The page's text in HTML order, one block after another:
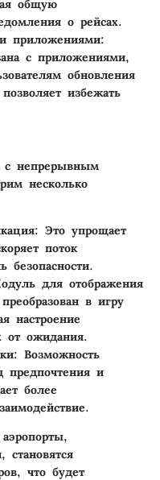
общую
о рейсах.
приложениями:
с приложениями,
обновления
избежать
с непрерывным
несколько
: Это упрощает
поток
безопасности.
для отображения
в игру
настроение
от ожидания.
: Возможность
предпочтения и
более
что будет